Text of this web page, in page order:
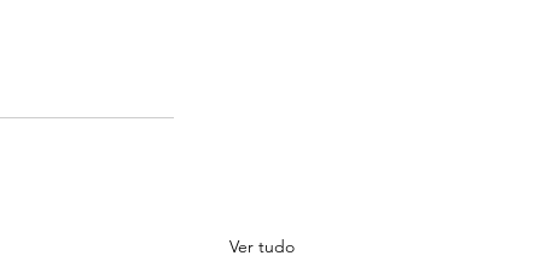
Ver tudo